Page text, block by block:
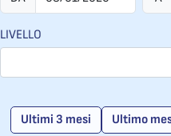
LIVELLO
Ultimi 3 mesi Ultimo